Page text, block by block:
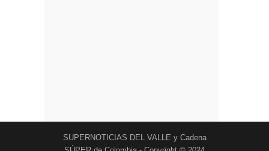
SUPERNOTICIAS DEL VALLE y Cadena